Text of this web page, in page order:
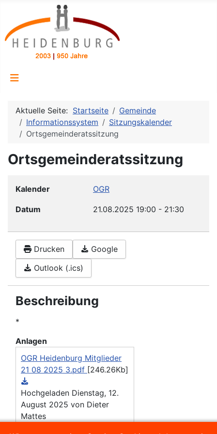
Aktuelle Seite: Startseite
Gemeinde
Informationssystem
Sitzungskalender
Ortsgemeinderatssitzung
Ortsgemeinderatssitzung
Kalender OGR
Datum 21.08.2025 19:00 - 21:30
Drucken
Google
Outlook (.ics)
Beschreibung
*
Anlagen
OGR Heidenburg Mitglieder
21 08 2025 3.pdf [246.26Kb]
Hochgeladen Dienstag, 12.
August 2025 von Dieter
Mattes